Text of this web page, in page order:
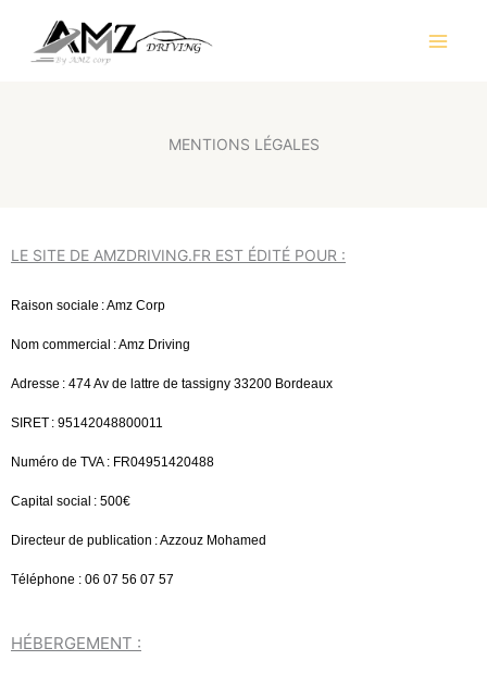
contenido
MENTIONS LÉGALES
LE SITE DE AMZDRIVING.FR EST ÉDITÉ POUR :
Raison sociale : Amz Corp
Nom commercial : Amz Driving
Adresse : 474 Av de lattre de tassigny 33200 Bordeaux
SIRET : 95142048800011
Numéro de TVA : FR04951420488
Capital social : 500€
Directeur de publication : Azzouz Mohamed
Téléphone : 06 07 56 07 57
HÉBERGEMENT :